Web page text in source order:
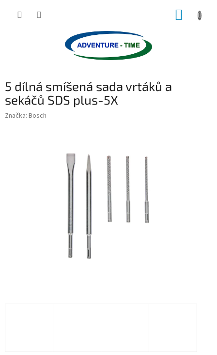
5 dílná smíšená sada vrtáků a
sekáčů SDS plus-5X
Značka: Bosch